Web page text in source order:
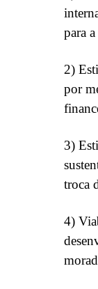
para
2)
por
3)
troca
4)